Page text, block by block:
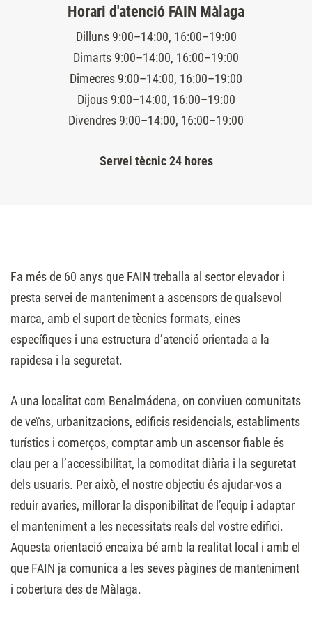
Horari d'atenció FAIN Màlaga
Dilluns 9:00–14:00, 16:00–19:00
Dimarts 9:00–14:00, 16:00–19:00
Dimecres 9:00–14:00, 16:00–19:00
Dijous 9:00–14:00, 16:00–19:00
Divendres 9:00–14:00, 16:00–19:00
Servei tècnic 24 hores
Fa més de 60 anys que FAIN treballa al sector elevador i
presta servei de manteniment a ascensors de qualsevol
marca, amb el suport de tècnics formats, eines
específiques i una estructura d’atenció orientada a la
rapidesa i la seguretat.
A una localitat com Benalmádena, on conviuen comunitats
de veïns, urbanitzacions, edificis residencials, establiments
turístics i comerços, comptar amb un ascensor fiable és
clau per a l’accessibilitat, la comoditat diària i la seguretat
dels usuaris. Per això, el nostre objectiu és ajudar-vos a
reduir avaries, millorar la disponibilitat de l’equip i adaptar
el manteniment a les necessitats reals del vostre edifici.
Aquesta orientació encaixa bé amb la realitat local i amb el
que FAIN ja comunica a les seves pàgines de manteniment
i cobertura des de Màlaga.